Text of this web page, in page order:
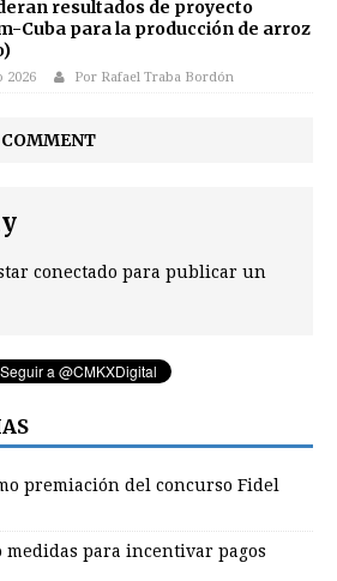
resultados de proyecto
Cuba para la producción de arroz
2026 Por Rafael Traba Bordón
conectado para publicar un
premiación del concurso Fidel
medidas para incentivar pagos